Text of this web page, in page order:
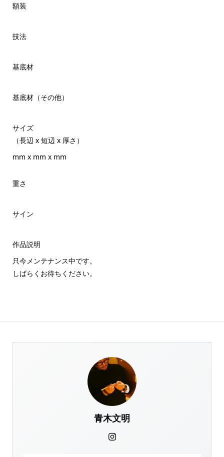
額装
技法
基底材
基底材（その他）
サイズ
（長辺 x 短辺 x 厚さ）
mm x mm x mm
重さ
サイン
作品説明
只今メンテナンス中です。
しばらくお待ちください。
青木文明